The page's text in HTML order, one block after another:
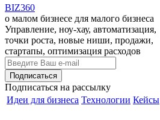
BIZ360
о малом бизнесе для малого бизнеса
Управление, ноу-хау, автоматизация,
точки роста, новые ниши, продажи,
стартапы, оптимизация расходов
Подписаться на рассылку
Идеи для бизнеса Технологии Кейсы